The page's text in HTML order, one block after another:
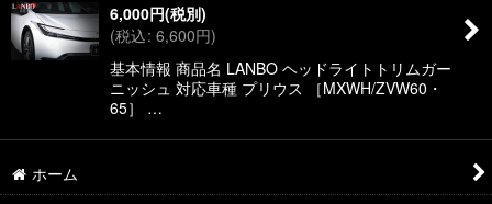
6,000円(税別)
(税込: 6,600円)
基本情報 商品名 LANBO ヘッドライトトリムガー
ニッシュ 対応車種 プリウス ［MXWH/ZVW60・
65］ …
ホーム